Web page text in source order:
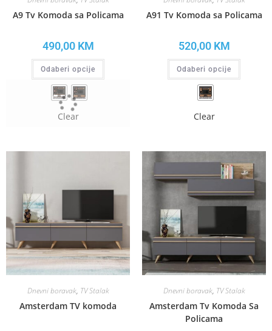
A9 Tv Komoda sa Policama
490,00 KM
Odaberi opcije
Clear
A91 Tv Komoda sa Policama
520,00 KM
Odaberi opcije
Clear
Dnevni boravak, TV Stalak
Amsterdam TV komoda
Dnevni boravak, TV Stalak
Amsterdam Tv Komoda Sa
Policama